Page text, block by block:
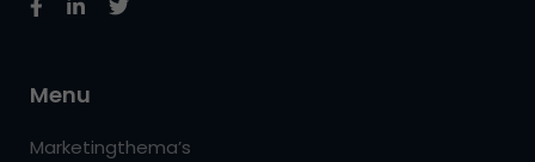
Menu
Marketingthema’s